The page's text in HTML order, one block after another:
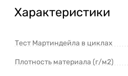
Характеристики
Тест Мартиндейла в циклах
Плотность материала (г/м2)